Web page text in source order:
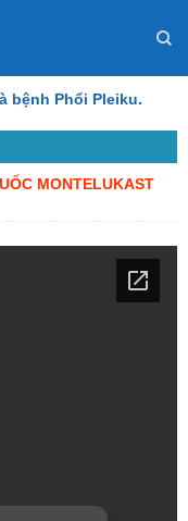
Phổi Pleiku.
MONTELUKAST